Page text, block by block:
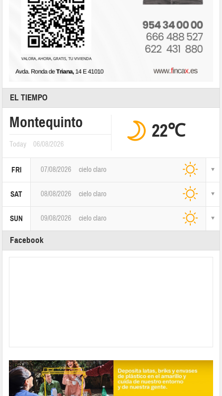
EL TIEMPO
Montequinto
Today 06/08/2026
22℃
FRI 07/08/2026 cielo claro
SAT 08/08/2026 cielo claro
SUN 09/08/2026 cielo claro
Facebook